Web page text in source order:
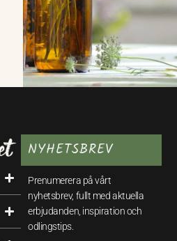
NYHETSBREV
Prenumerera på vårt
nyhetsbrev, fullt med aktuella
erbjudanden, inspiration och
odlingstips.